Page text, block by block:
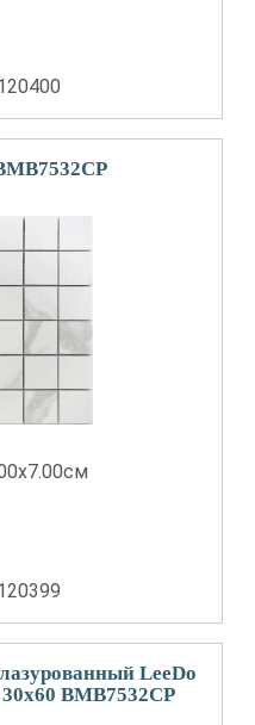
LeeDo
BMB7532CP